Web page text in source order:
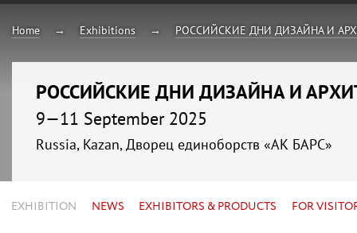
Home Exhibitions РОССИЙСКИЕ ДНИ ДИЗАЙНА И
РОССИЙСКИЕ ДНИ ДИЗАЙНА И
9—11 September 2025
Russia, Kazan, Дворец единоборств «АК БАРС»
EXHIBITION NEWS EXHIBITORS & PRODUCTS FOR